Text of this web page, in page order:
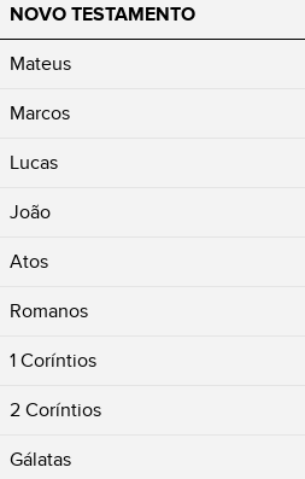
NOVO TESTAMENTO
Mateus
Marcos
Lucas
João
Atos
Romanos
1 Coríntios
2 Coríntios
Gálatas